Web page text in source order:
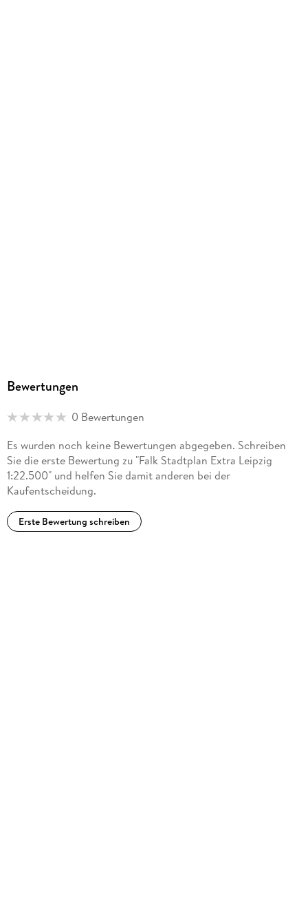
Bewertungen
0 Bewertungen
Es wurden noch keine Bewertungen abgegeben. Schreiben
Sie die erste Bewertung zu "Falk Stadtplan Extra Leipzig
1:22.500" und helfen Sie damit anderen bei der
Kaufentscheidung.
Erste Bewertung schreiben